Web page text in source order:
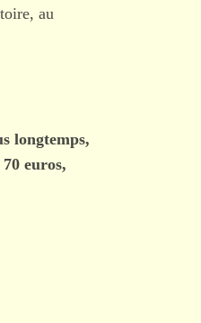
au
longtemps,
euros,